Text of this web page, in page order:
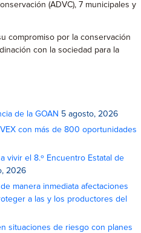
(ADVC), 7 municipales y
compromiso por la conservación
con la sociedad para la
de la GOAN 5 agosto, 2026
con más de 800 oportunidades
vivir el 8.º Encuentro Estatal de
2026
manera inmediata afectaciones
a las y los productores del
situaciones de riesgo con planes